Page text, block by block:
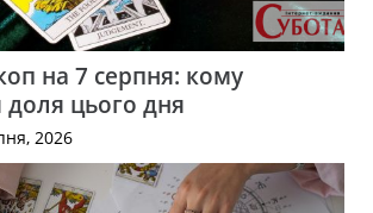
на 7 серпня: кому
доля цього дня
2026